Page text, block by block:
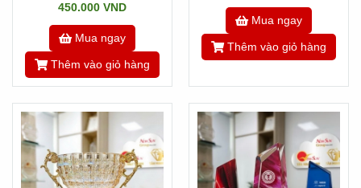
450.000 VND
Mua ngay
Thêm vào giỏ hàng
Mua ngay
Thêm vào giỏ hàng